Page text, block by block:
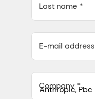
Last name
E-mail address
Company